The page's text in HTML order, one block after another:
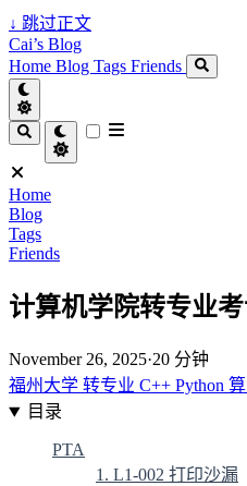
↓ 跳过正文
Cai’s Blog
Home Blog Tags Friends
Home
Blog
Tags
Friends
计算机学院转专业
November 26, 2025·20 分钟
福州大学 转专业 C++ Python
目录
PTA
1. L1-002 打印沙漏